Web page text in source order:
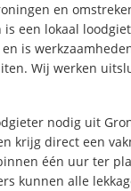
en
is een lokaal
is
Wij werken
nodig uit
krijg direct een
één uur ter
kunnen alle